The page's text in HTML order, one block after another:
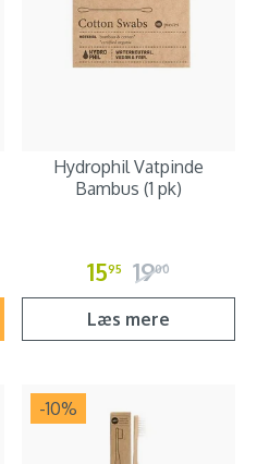
Hydrophil Vatpinde
Bambus (1 pk)
1595 1900
Læs mere
-10%